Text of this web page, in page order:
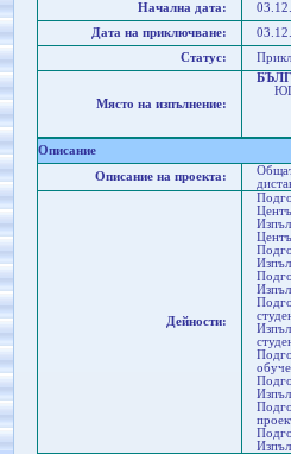
Начална дата:
Дата на приключване:
Статус:
Място на изпълнение:
Описание
Описание на проекта:
Дейности: